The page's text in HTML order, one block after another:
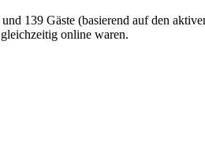
139 Gäste (basierend auf den
online waren.